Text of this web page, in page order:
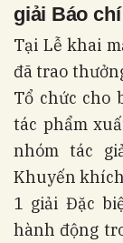
giải Báo
Tại Lễ khai
đã trao
Tổ chức cho
tác phẩm
nhóm tác
Khuyến
1 giải Đặc
hành động